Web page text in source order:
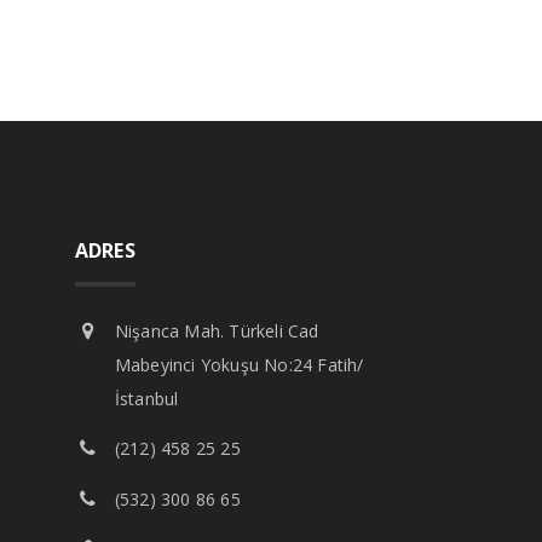
ADRES
Nişanca Mah. Türkeli Cad
Mabeyinci Yokuşu No:24 Fatih/
İstanbul
(212) 458 25 25
(532) 300 86 65